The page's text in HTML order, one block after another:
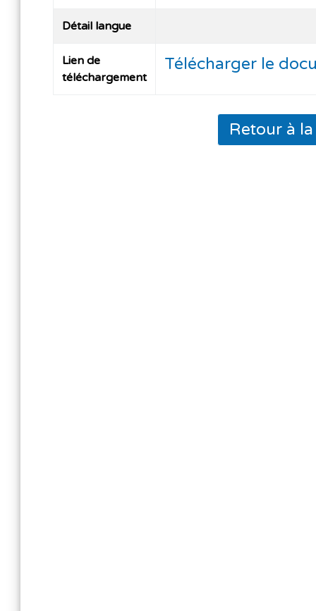
Détail langue
Lien de
téléchargement
Télécharger le
Retour à